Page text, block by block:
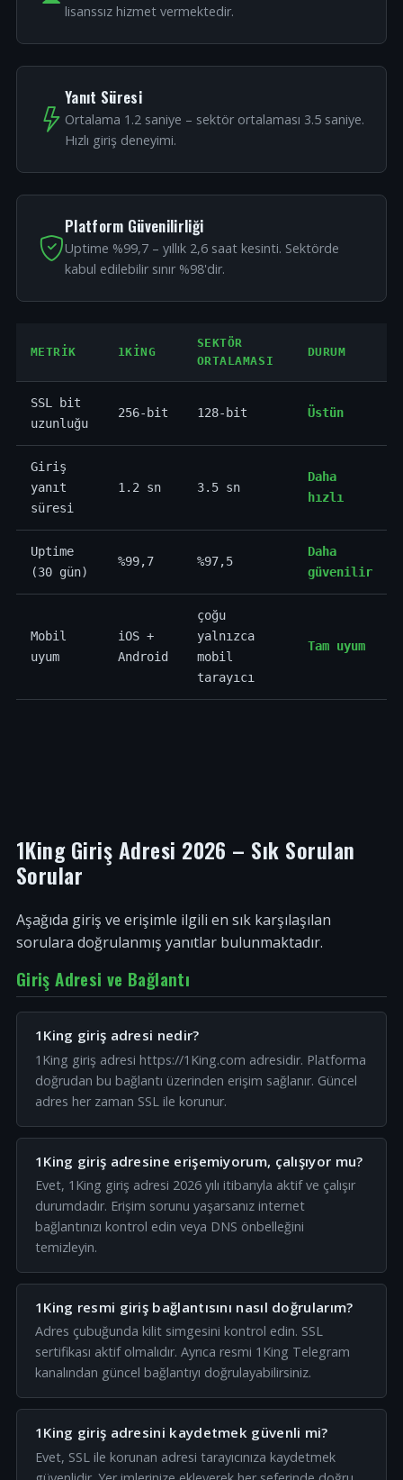
lisanssız hizmet vermektedir.
Yanıt Süresi
Ortalama 1.2 saniye – sektör ortalaması 3.5 saniye.
Hızlı giriş deneyimi.
Platform Güvenilirliği
Uptime %99,7 – yıllık 2,6 saat kesinti. Sektörde
kabul edilebilir sınır %98'dir.
METRIK 1KING
SEKTÖR
ORTALAMASI
DURUM
SSL bit
uzunluğu
256-bit 128-bit Üstün
Giriş
yanıt
süresi
1.2 sn 3.5 sn
Daha
hızlı
Uptime
(30 gün)
%99,7 %97,5
Daha
güvenilir
Mobil
uyum
iOS +
Android
çoğu
yalnızca
mobil
tarayıcı
Tam uyum
1King Giriş Adresi 2026 – Sık Sorulan
Sorular
Aşağıda giriş ve erişimle ilgili en sık karşılaşılan
sorulara doğrulanmış yanıtlar bulunmaktadır.
Giriş Adresi ve Bağlantı
1King giriş adresi nedir?
1King giriş adresi https://1King.com adresidir. Platforma
doğrudan bu bağlantı üzerinden erişim sağlanır. Güncel
adres her zaman SSL ile korunur.
1King giriş adresine erişemiyorum, çalışıyor mu?
Evet, 1King giriş adresi 2026 yılı itibarıyla aktif ve çalışır
durumdadır. Erişim sorunu yaşarsanız internet
bağlantınızı kontrol edin veya DNS önbelleğini
temizleyin.
1King resmi giriş bağlantısını nasıl doğrularım?
Adres çubuğunda kilit simgesini kontrol edin. SSL
sertifikası aktif olmalıdır. Ayrıca resmi 1King Telegram
kanalından güncel bağlantıyı doğrulayabilirsiniz.
1King giriş adresini kaydetmek güvenli mi?
Evet, SSL ile korunan adresi tarayıcınıza kaydetmek